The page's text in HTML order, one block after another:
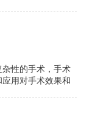
性的手术，手术
用对手术效果和